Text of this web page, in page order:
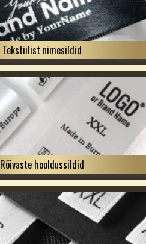
Tekstiilist nimesildid
Rõivaste hooldussildid